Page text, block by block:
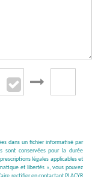
dans un fichier informatisé par
sont conservées pour la durée
légales applicables et
et libertés », vous pouvez